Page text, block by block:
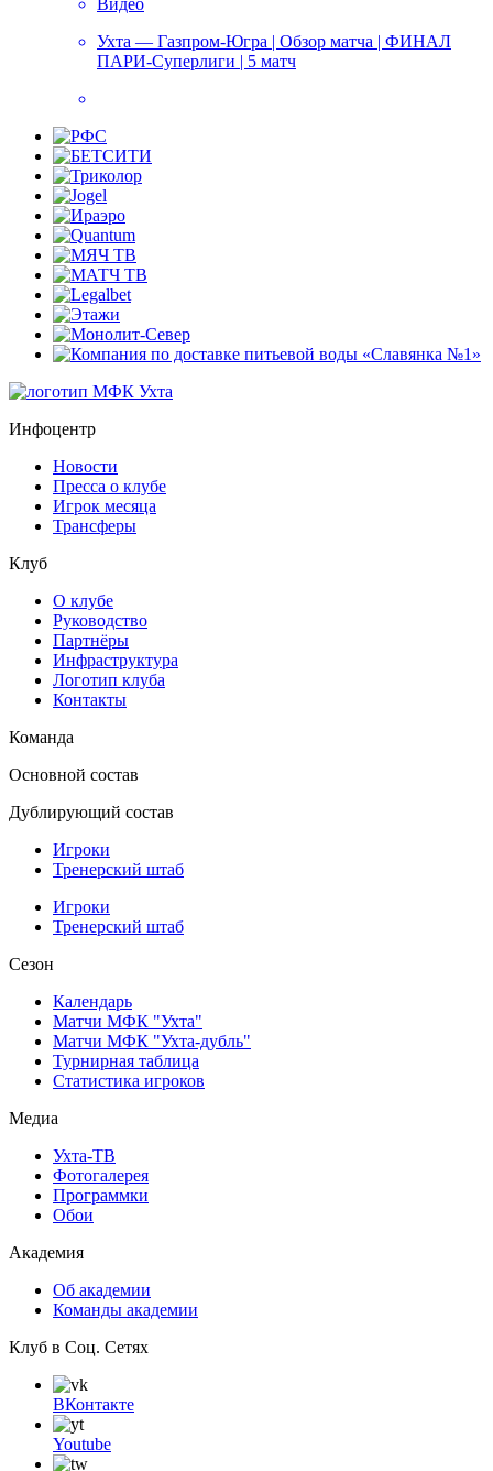
Видео
Ухта — Газпром-Югра | Обзор матча | ФИНАЛ
ПАРИ-Суперлиги | 5 матч
Инфоцентр
Новости
Пресса о клубе
Игрок месяца
Трансферы
Клуб
О клубе
Руководство
Партнёры
Инфраструктура
Логотип клуба
Контакты
Команда
Основной состав
Дублирующий состав
Игроки
Тренерский штаб
Игроки
Тренерский штаб
Сезон
Календарь
Матчи МФК "Ухта"
Матчи МФК "Ухта-дубль"
Турнирная таблица
Статистика игроков
Медиа
Ухта-ТВ
Фотогалерея
Программки
Обои
Академия
Об академии
Команды академии
Клуб в Соц. Сетях
ВКонтакте
Youtube